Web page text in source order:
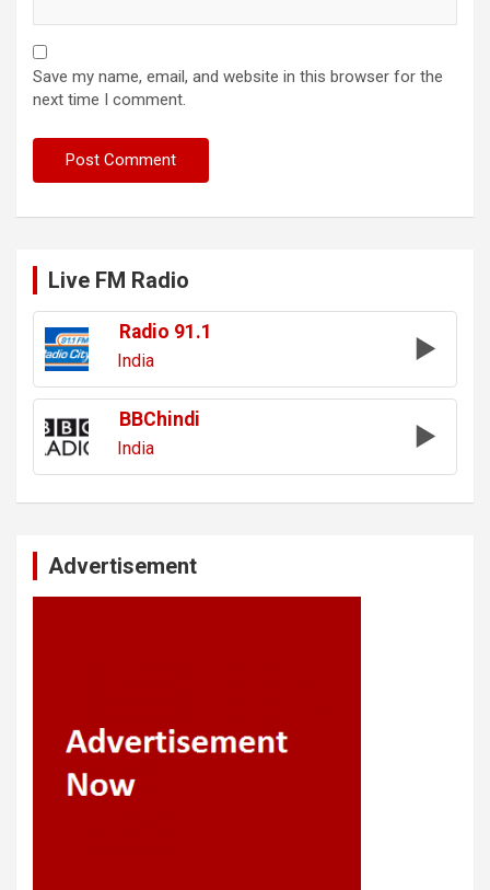
Save my name, email, and website in this browser for the
next time I comment.
Live FM Radio
Radio 91.1
India
BBChindi
India
Advertisement